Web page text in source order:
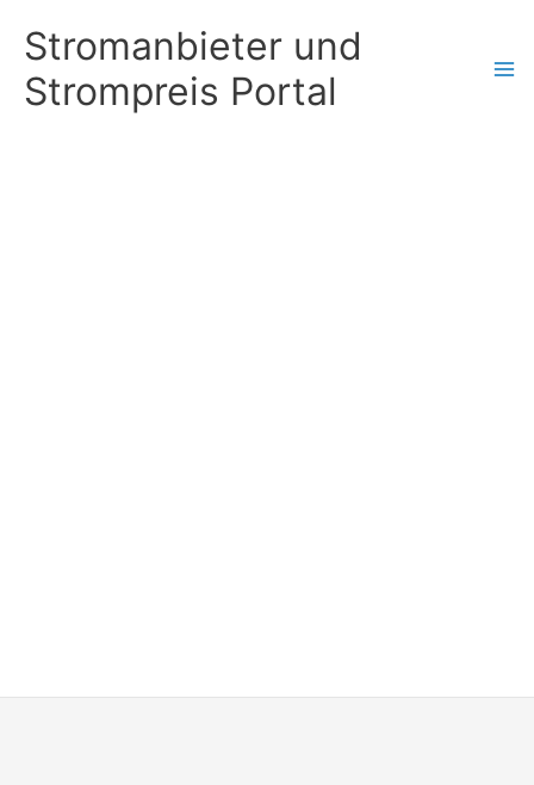
Inhalt
springen
Stromanbieter und
Strompreis Portal